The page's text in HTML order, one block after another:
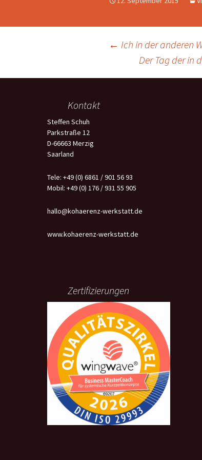
← Ich in der anderen
Der Tag der in
Kontakt
Steffen Schuh
Parkstraße 12
D-66663 Merzig
Saarland
Tele: +49 (0) 6861 / 901 56 93
Mobil: +49 (0) 176 / 931 55 905
hallo@kohaerenz-werkstatt.de
www.kohaerenz-werkstatt.de
Zertifizierungen